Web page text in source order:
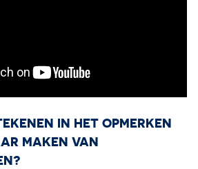
IN HET OPMERKEN
MAKEN VAN